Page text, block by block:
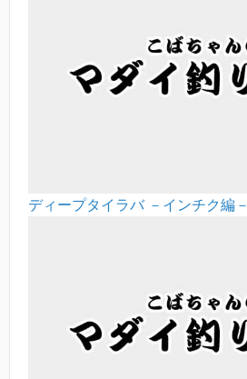
ディープタイラバ －インチク編－